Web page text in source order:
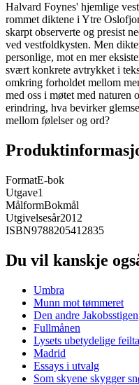
Halvard Foynes' hjemlige
rommet diktene i Ytre
skarpt observerte og presist
ved vestfoldkysten. Men
personlige, mot en mer
svært konkrete avtrykket i
omkring forholdet mellom
med oss i møtet med
erindring, hva bevirker
mellom følelser og ord?
FormatE-bok
Utgave1
MålformBokmål
Utgivelsesår2012
ISBN9788205412835
Du vil kanskje
Umbra
Munn mot tømmeret
Den andre Jakobsstigen
Fullmånen
Lysets ubetydelige
Madrid
Essays i utvalg
Som skyene skygger